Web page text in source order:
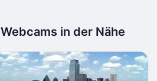
Webcams in der Nähe